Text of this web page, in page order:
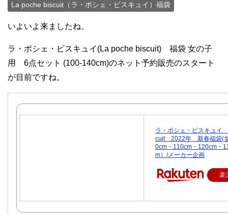
La poche biscuit（ラ・ポシェ・ビスキュイ）福袋
いよいよ来ましたね。
ラ・ポシェ・ビスキュイ(La poche biscuit) 福袋 女の子
用 6点セット (100-140cm)のネット予約販売のスタート
が目前ですね。
ラ・ポシェ・ビスキュイ
cuit 2022年 新春福袋(
0cm・110cm・120cm・
m）/メーカー企画
楽